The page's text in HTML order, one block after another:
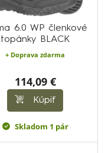
6.0 WP členkové
topánky BLACK
+ Doprava zdarma
114,09 €
Kúpiť
Skladom 1 pár